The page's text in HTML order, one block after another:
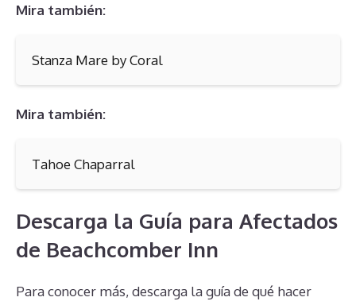
Mira también:
Stanza Mare by Coral
Mira también:
Tahoe Chaparral
Descarga la Guía para Afectados
de Beachcomber Inn
Para conocer más, descarga la guía de qué hacer